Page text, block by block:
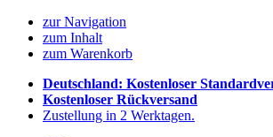
zur Navigation
zum Inhalt
zum Warenkorb
Deutschland: Kostenloser
Kostenloser Rückversand
Zustellung in 2 Werktagen.